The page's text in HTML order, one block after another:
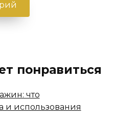
понравиться